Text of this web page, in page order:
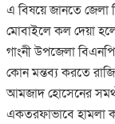
এ বিষয়ে জানতে জেলা
মোবাইলে কল দেয়া
গাংনী উপজেলা
কোন মন্তব্য করতে
আমজাদ হোসেনের
একতরফাভাবে হামলা